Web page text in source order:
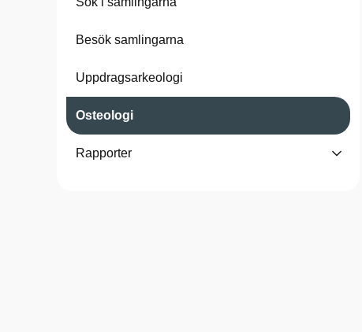
Besök samlingarna
Uppdragsarkeologi
Osteologi
Rapporter